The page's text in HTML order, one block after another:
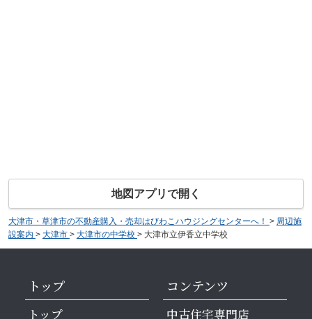
地図アプリで開く
大津市・草津市の不動産購入・売却はびわこハウジングセンターへ！ > 周辺施
設案内 > 大津市 > 大津市の中学校 > 大津市立伊香立中学校
トップ
トップ
コンテンツ
中古住宅専門店